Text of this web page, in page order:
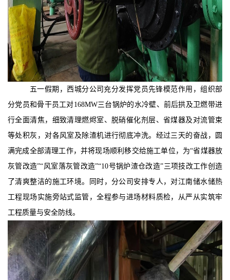
五一假期，西城分公司 充分发挥党员先锋模范作用，组织部
分党员和骨干员工对168MW三台锅炉的水冷壁、前后拱及卫燃带进
行全面清焦，细致清理燃烬室、脱硝催化剂层、省煤器及对流管束
等处积灰，对各风室及除渣机进行彻底冲洗。经过三天的奋战，圆
满完成全部清理工作，并将现场顺利移交给施工单位，为“省煤器放
灰管改造”“风室落灰管改造”“10号锅炉渣仓改造”三项技改工作创造
了清爽整洁的施工环境。同时，分公司安排专人，对江南储水储热
工程现场实施旁站式监管，全程参与进场材料质检，从严从实筑牢
工程质量与安全防线。